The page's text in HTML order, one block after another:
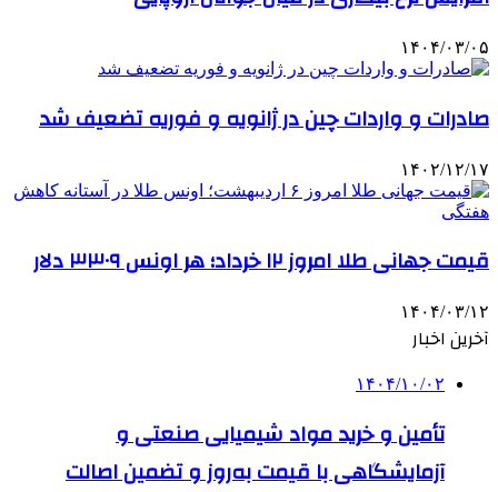
۱۴۰۴/۰۳/۰۵
صادرات و واردات چین در ژانویه و فوریه تضعیف شد
۱۴۰۲/۱۲/۱۷
قیمت جهانی طلا امروز ۱۲ خرداد؛ هر اونس ۳۳۰۹ دلار
۱۴۰۴/۰۳/۱۲
آخرین اخبار
۱۴۰۴/۱۰/۰۲
تأمین و خرید مواد شیمیایی صنعتی و
آزمایشگاهی با قیمت به‌روز و تضمین اصالت